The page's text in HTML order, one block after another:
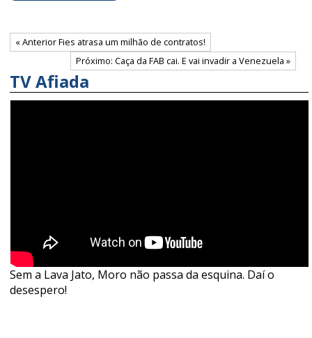
« Anterior Fies atrasa um milhão de contratos!
Próximo: Caça da FAB cai. E vai invadir a Venezuela »
TV Afiada
Sem a Lava Jato, Moro não passa da esquina. Daí o
desespero!